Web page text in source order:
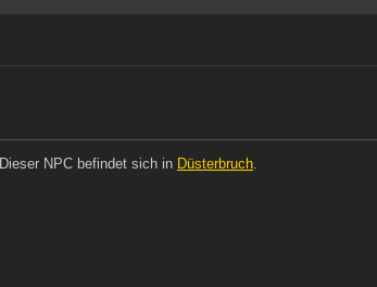
Dieser NPC befindet sich in Düsterbruch.